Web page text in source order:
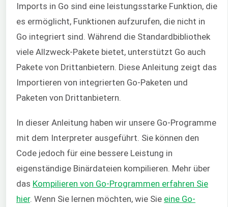
Imports in Go sind eine leistungsstarke Funktion, die
es ermöglicht, Funktionen aufzurufen, die nicht in
Go integriert sind. Während die Standardbibliothek
viele Allzweck-Pakete bietet, unterstützt Go auch
Pakete von Drittanbietern. Diese Anleitung zeigt das
Importieren von integrierten Go-Paketen und
Paketen von Drittanbietern.
In dieser Anleitung haben wir unsere Go-Programme
mit dem Interpreter ausgeführt. Sie können den
Code jedoch für eine bessere Leistung in
eigenständige Binärdateien kompilieren. Mehr über
das Kompilieren von Go-Programmen erfahren Sie
hier. Wenn Sie lernen möchten, wie Sie eine Go-